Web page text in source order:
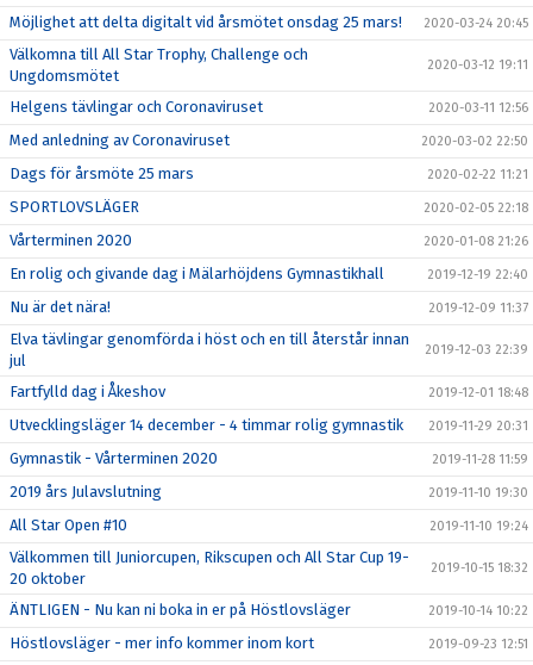
Möjlighet att delta digitalt vid årsmötet onsdag 25 mars! 2020-03-24 20:45
Välkomna till All Star Trophy, Challenge och
Ungdomsmötet
2020-03-12 19:11
Helgens tävlingar och Coronaviruset 2020-03-11 12:56
Med anledning av Coronaviruset 2020-03-02 22:50
Dags för årsmöte 25 mars 2020-02-22 11:21
SPORTLOVSLÄGER 2020-02-05 22:18
Vårterminen 2020 2020-01-08 21:26
En rolig och givande dag i Mälarhöjdens Gymnastikhall 2019-12-19 22:40
Nu är det nära! 2019-12-09 11:37
Elva tävlingar genomförda i höst och en till återstår innan
jul
2019-12-03 22:39
Fartfylld dag i Åkeshov 2019-12-01 18:48
Utvecklingsläger 14 december - 4 timmar rolig gymnastik 2019-11-29 20:31
Gymnastik - Vårterminen 2020 2019-11-28 11:59
2019 års Julavslutning 2019-11-10 19:30
All Star Open #10 2019-11-10 19:24
Välkommen till Juniorcupen, Rikscupen och All Star Cup 19-
20 oktober
2019-10-15 18:32
ÄNTLIGEN - Nu kan ni boka in er på Höstlovsläger 2019-10-14 10:22
Höstlovsläger - mer info kommer inom kort 2019-09-23 12:51